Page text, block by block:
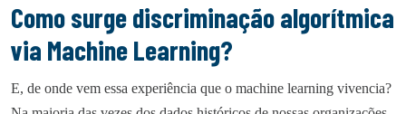
Como surge discriminação algorítmica
via Machine Learning?
E, de onde vem essa experiência que o machine learning vivencia?